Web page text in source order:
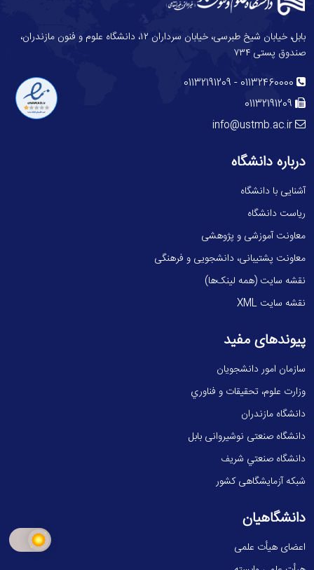
بابل، خیابان شیخ طبرسی، خیابان سرداران ۱۲، دانشگاه علوم و فنون مازندران،
صندوق پستی ۷۳۴
01132460000
-
01132191209
01132191209
info@ustmb.ac.ir
درباره دانشگاه
آشنایی با دانشگاه
ریاست دانشگاه
معاونت آموزشی و پژوهشی
معاونت پشتیبانی، دانشجویی و فرهنگی
نقشه سایت (همه لینک‌ها)
نقشه سایت XML
پیوندهای مفید
سازمان امور دانشجویان
وزارت علوم، تحقيقات و فناوري
دانشگاه مازندران
دانشگاه صنعتی نوشیروانی بابل
دانشگاه صنعتي شريف
شبکه آزمایشگاهی کشور
دانشگاهیان
اعضای هیأت علمی